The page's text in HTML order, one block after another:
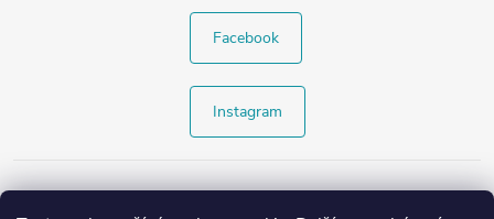
Facebook
Instagram